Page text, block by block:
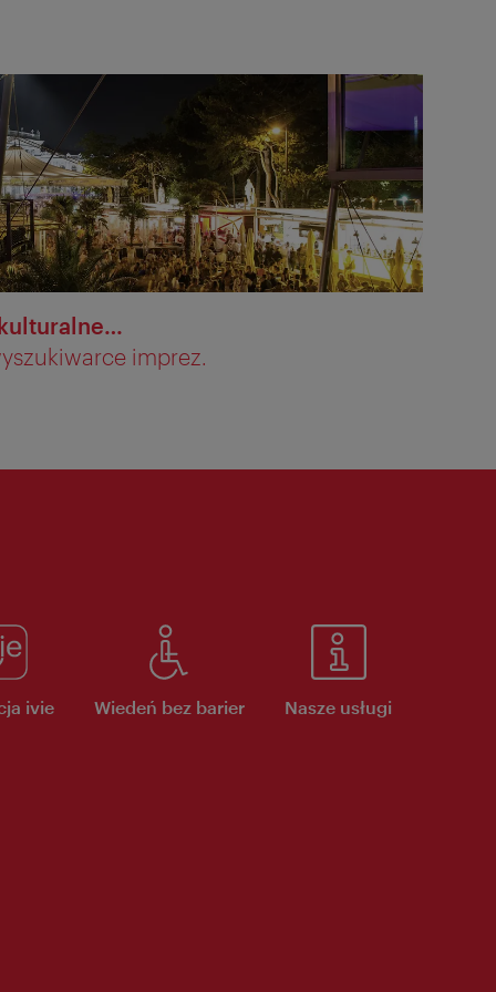
imprez.
ivie Wiedeń bez barier Nasze usługi